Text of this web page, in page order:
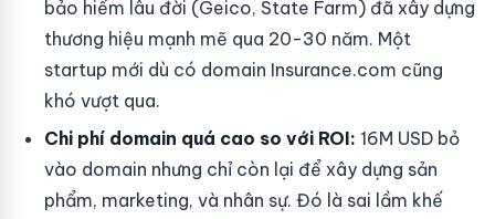
bảo hiểm lâu đời (Geico, State Farm) đã xây dựng
thương hiệu mạnh mẽ qua 20-30 năm. Một
startup mới dù có domain Insurance.com cũng
khó vượt qua.
Chi phí domain quá cao so với ROI: 16M USD bỏ
vào domain nhưng chỉ còn lại để xây dựng sản
phẩm, marketing, và nhân sự. Đó là sai lầm khế